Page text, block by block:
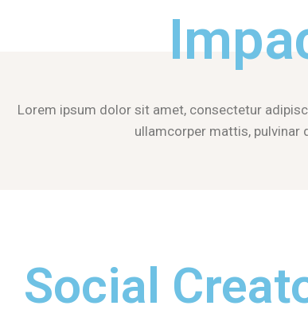
Lorem ipsum dolor sit amet, consectetur
ullamcorper mattis, pulvinar
Social